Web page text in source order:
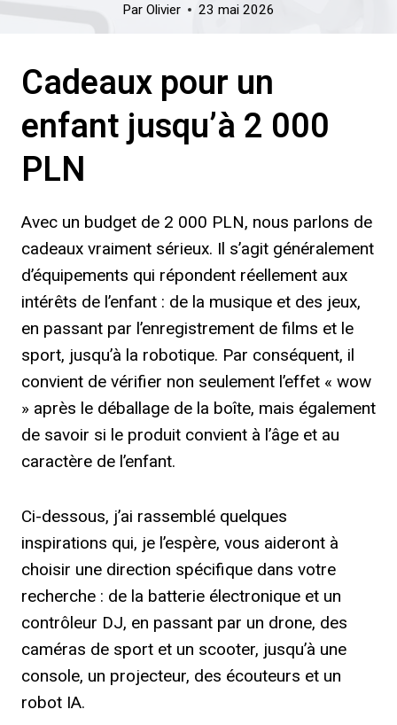
Par Olivier 23 mai 2026
Cadeaux pour un
enfant jusqu’à 2 000
PLN
Avec un budget de 2 000 PLN, nous parlons de
cadeaux vraiment sérieux. Il s’agit généralement
d’équipements qui répondent réellement aux
intérêts de l’enfant : de la musique et des jeux,
en passant par l’enregistrement de films et le
sport, jusqu’à la robotique. Par conséquent, il
convient de vérifier non seulement l’effet « wow
» après le déballage de la boîte, mais également
de savoir si le produit convient à l’âge et au
caractère de l’enfant.
Ci-dessous, j’ai rassemblé quelques
inspirations qui, je l’espère, vous aideront à
choisir une direction spécifique dans votre
recherche : de la batterie électronique et un
contrôleur DJ, en passant par un drone, des
caméras de sport et un scooter, jusqu’à une
console, un projecteur, des écouteurs et un
robot IA.